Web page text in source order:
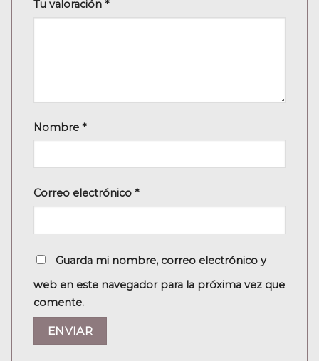
Tu valoración *
Nombre *
Correo electrónico *
Guarda mi nombre, correo electrónico y
web en este navegador para la próxima vez que
comente.